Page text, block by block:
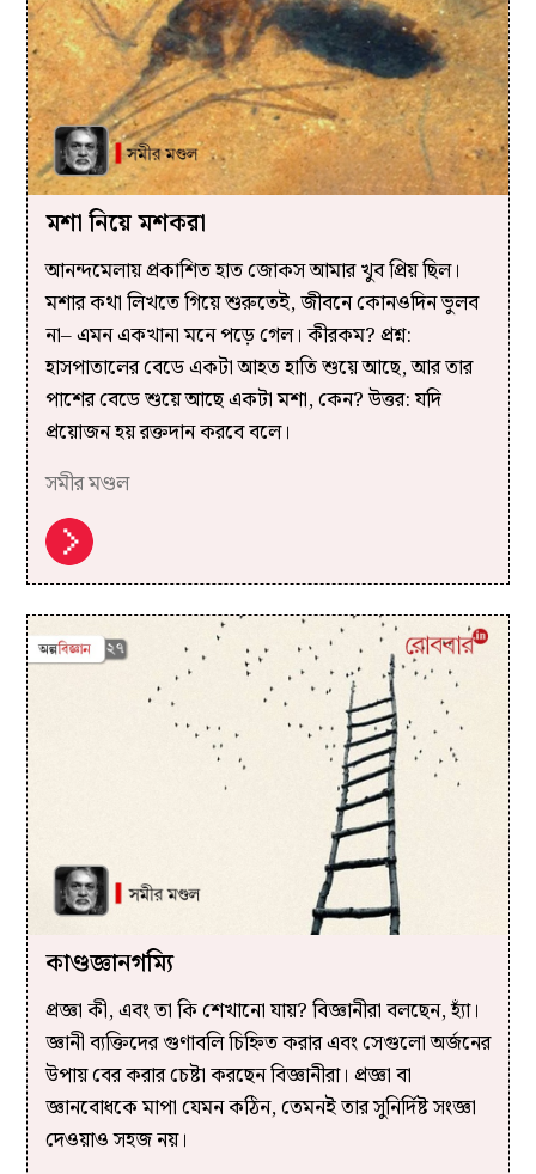
মশা নিয়ে মশকরা
আনন্দমেলায় প্রকাশিত হাত জোকস আমার খুব প্রিয় ছিল।
মশার কথা লিখতে গিয়ে শুরুতেই, জীবনে কোনওদিন ভুলব
না– এমন একখানা মনে পড়ে গেল। কীরকম? প্রশ্ন:
হাসপাতালের বেডে একটা আহত হাতি শুয়ে আছে, আর তার
পাশের বেডে শুয়ে আছে একটা মশা, কেন? উত্তর: যদি
প্রয়োজন হয় রক্তদান করবে বলে।
সমীর মণ্ডল
কাণ্ডজ্ঞানগম্যি
প্রজ্ঞা কী, এবং তা কি শেখানো যায়? বিজ্ঞানীরা বলছেন, হ্যাঁ।
জ্ঞানী ব্যক্তিদের গুণাবলি চিহ্নিত করার এবং সেগুলো অর্জনের
উপায় বের করার চেষ্টা করছেন বিজ্ঞানীরা। প্রজ্ঞা বা
জ্ঞানবোধকে মাপা যেমন কঠিন, তেমনই তার সুনির্দিষ্ট সংজ্ঞা
দেওয়াও সহজ নয়।